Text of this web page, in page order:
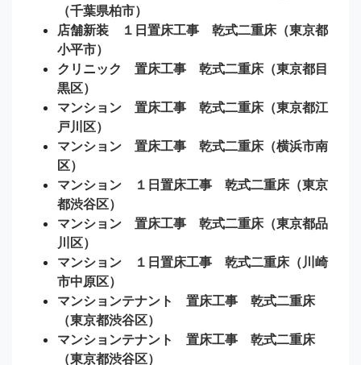
（千葉県柏市）
店舗新装 １日置床工事 乾式二重床（東京都
小平市）
クリニック 置床工事 乾式二重床（東京都目
黒区）
マンション 置床工事 乾式二重床（東京都江
戸川区）
マンション 置床工事 乾式二重床（横浜市南
区）
マンション １日置床工事 乾式二重床（東京
都渋谷区）
マンション 置床工事 乾式二重床（東京都品
川区）
マンション １日置床工事 乾式二重床（川崎
市中原区）
マンションテナント 置床工事 乾式二重床
（東京都渋谷区）
マンションテナント 置床工事 乾式二重床
（東京都渋谷区）